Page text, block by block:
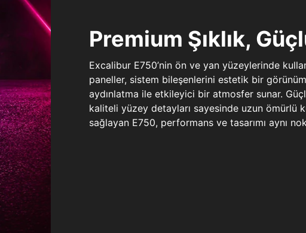
Premium Şıklık,
Excalibur E750’nin ön ve yan yüzeylerinde
paneller, sistem bileşenlerini estetik bir
aydınlatma ile etkileyici bir atmosfer sunar.
kaliteli yüzey detayları sayesinde uzun ömürlü
sağlayan E750, performans ve tasarımı aynı